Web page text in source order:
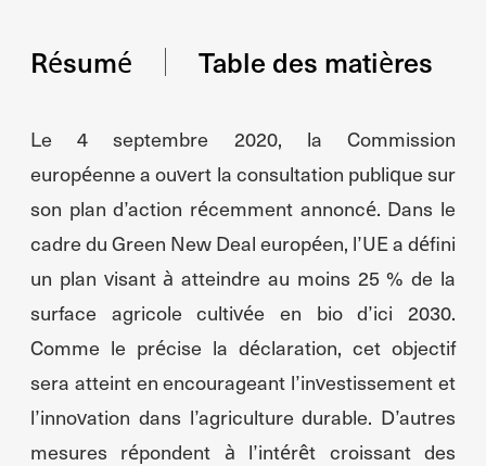
Résumé Table des matières
Le 4 septembre 2020, la Commission
européenne a ouvert la consultation publique sur
son plan d’action récemment annoncé. Dans le
cadre du Green New Deal européen, l’UE a défini
un plan visant à atteindre au moins 25 % de la
surface agricole cultivée en bio d’ici 2030.
Comme le précise la déclaration, cet objectif
sera atteint en encourageant l’investissement et
l’innovation dans l’agriculture durable. D’autres
mesures répondent à l’intérêt croissant des